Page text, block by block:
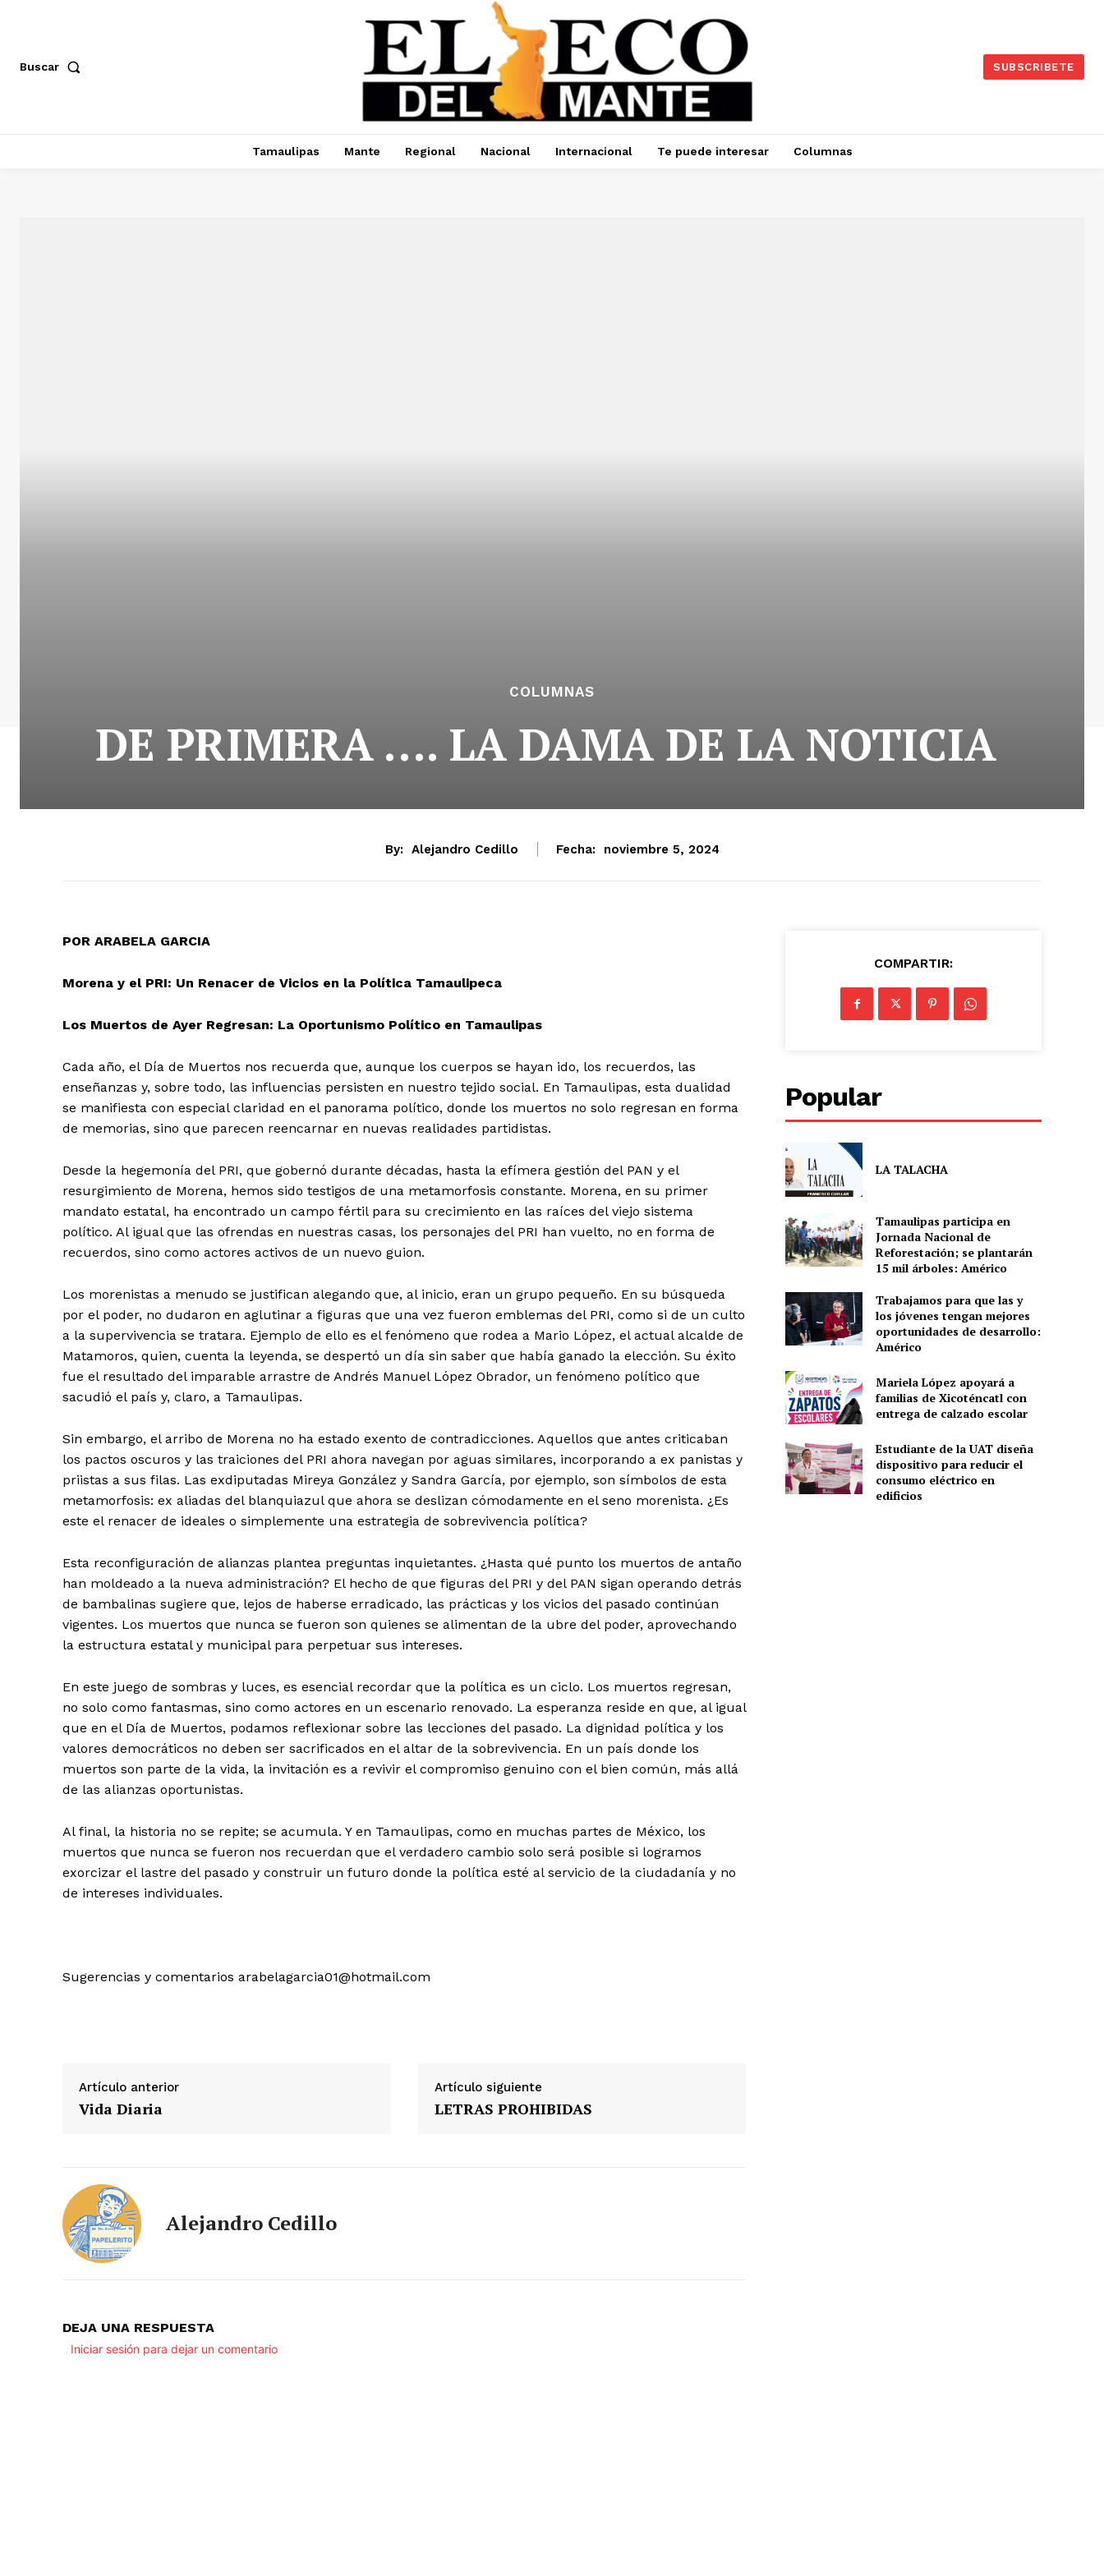
Buscar SUBSCRIBETE
Tamaulipas Mante Regional Nacional Internacional Te puede interesar Columnas
COLUMNAS
DE PRIMERA …. LA DAMA DE LA NOTICIA
By: Alejandro Cedillo Fecha: noviembre 5, 2024
POR ARABELA GARCIA
Morena y el PRI: Un Renacer de Vicios en la Política Tamaulipeca
Los Muertos de Ayer Regresan: La Oportunismo Político en Tamaulipas
Cada año, el Día de Muertos nos recuerda que, aunque los cuerpos se hayan ido, los recuerdos, las
enseñanzas y, sobre todo, las influencias persisten en nuestro tejido social. En Tamaulipas, esta dualidad
se manifiesta con especial claridad en el panorama político, donde los muertos no solo regresan en forma
de memorias, sino que parecen reencarnar en nuevas realidades partidistas.
Desde la hegemonía del PRI, que gobernó durante décadas, hasta la efímera gestión del PAN y el
resurgimiento de Morena, hemos sido testigos de una metamorfosis constante. Morena, en su primer
mandato estatal, ha encontrado un campo fértil para su crecimiento en las raíces del viejo sistema
político. Al igual que las ofrendas en nuestras casas, los personajes del PRI han vuelto, no en forma de
recuerdos, sino como actores activos de un nuevo guion.
Los morenistas a menudo se justifican alegando que, al inicio, eran un grupo pequeño. En su búsqueda
por el poder, no dudaron en aglutinar a figuras que una vez fueron emblemas del PRI, como si de un culto
a la supervivencia se tratara. Ejemplo de ello es el fenómeno que rodea a Mario López, el actual alcalde de
Matamoros, quien, cuenta la leyenda, se despertó un día sin saber que había ganado la elección. Su éxito
fue el resultado del imparable arrastre de Andrés Manuel López Obrador, un fenómeno político que
sacudió el país y, claro, a Tamaulipas.
Sin embargo, el arribo de Morena no ha estado exento de contradicciones. Aquellos que antes criticaban
los pactos oscuros y las traiciones del PRI ahora navegan por aguas similares, incorporando a ex panistas y
priistas a sus filas. Las exdiputadas Mireya González y Sandra García, por ejemplo, son símbolos de esta
metamorfosis: ex aliadas del blanquiazul que ahora se deslizan cómodamente en el seno morenista. ¿Es
este el renacer de ideales o simplemente una estrategia de sobrevivencia política?
Esta reconfiguración de alianzas plantea preguntas inquietantes. ¿Hasta qué punto los muertos de antaño
han moldeado a la nueva administración? El hecho de que figuras del PRI y del PAN sigan operando detrás
de bambalinas sugiere que, lejos de haberse erradicado, las prácticas y los vicios del pasado continúan
vigentes. Los muertos que nunca se fueron son quienes se alimentan de la ubre del poder, aprovechando
la estructura estatal y municipal para perpetuar sus intereses.
En este juego de sombras y luces, es esencial recordar que la política es un ciclo. Los muertos regresan,
no solo como fantasmas, sino como actores en un escenario renovado. La esperanza reside en que, al igual
que en el Día de Muertos, podamos reflexionar sobre las lecciones del pasado. La dignidad política y los
valores democráticos no deben ser sacrificados en el altar de la sobrevivencia. En un país donde los
muertos son parte de la vida, la invitación es a revivir el compromiso genuino con el bien común, más allá
de las alianzas oportunistas.
Al final, la historia no se repite; se acumula. Y en Tamaulipas, como en muchas partes de México, los
muertos que nunca se fueron nos recuerdan que el verdadero cambio solo será posible si logramos
exorcizar el lastre del pasado y construir un futuro donde la política esté al servicio de la ciudadanía y no
de intereses individuales.
Sugerencias y comentarios arabelagarcia01@hotmail.com
Artículo anterior
Vida Diaria
Artículo siguiente
LETRAS PROHIBIDAS
Alejandro Cedillo
DEJA UNA RESPUESTA
Iniciar sesión para dejar un comentario
COMPARTIR:
Popular
LA TALACHA
Tamaulipas participa en
Jornada Nacional de
Reforestación; se plantarán
15 mil árboles: Américo
Trabajamos para que las y
los jóvenes tengan mejores
oportunidades de desarrollo:
Américo
Mariela López apoyará a
familias de Xicoténcatl con
entrega de calzado escolar
Estudiante de la UAT diseña
dispositivo para reducir el
consumo eléctrico en
edificios